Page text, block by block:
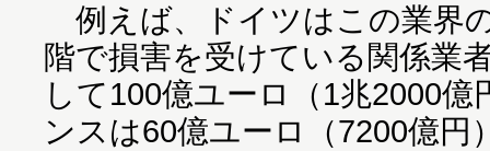
例えば、ドイツはこの業界
階で損害を受けている関係業
して100億ユーロ（1兆2000
ンスは60億ユーロ（7200億円